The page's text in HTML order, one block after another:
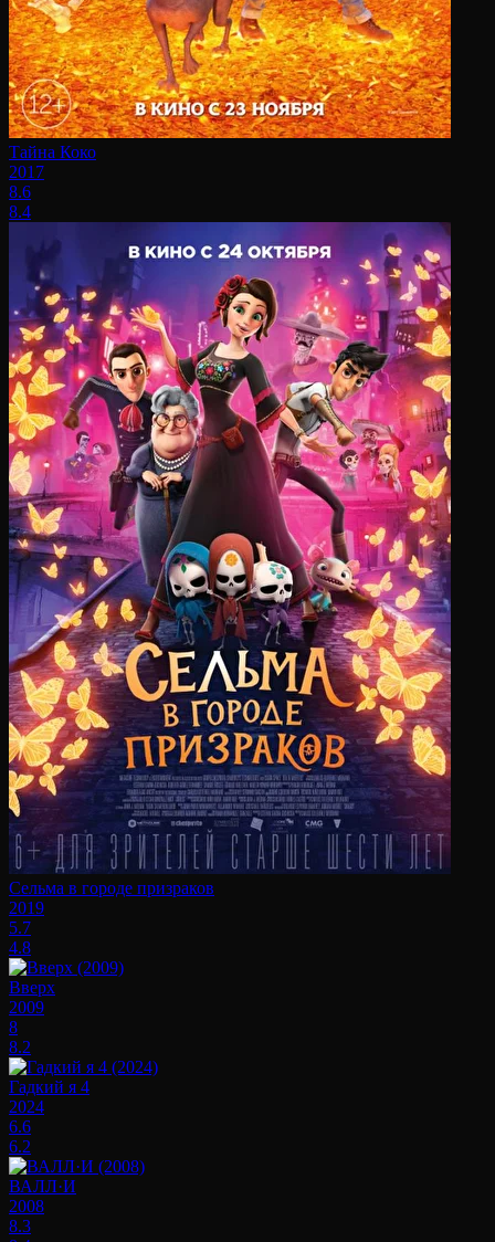
Тайна Коко
2017
8.6
8.4
Сельма в городе призраков
2019
5.7
4.8
Вверх
2009
8
8.2
Гадкий я 4
2024
6.6
6.2
ВАЛЛ·И
2008
8.3